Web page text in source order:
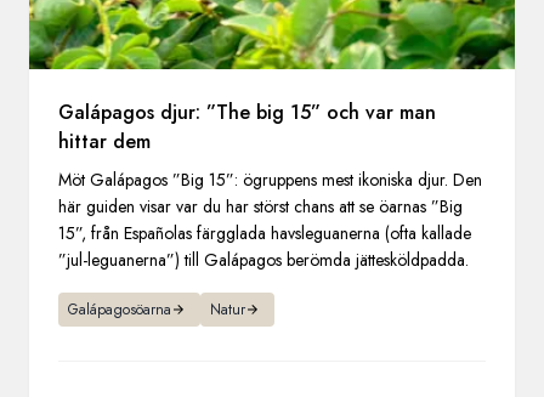
Galápagos djur: ”The big 15” och var man
hittar dem
Möt Galápagos ”Big 15”: ögruppens mest ikoniska djur. Den
här guiden visar var du har störst chans att se öarnas ”Big
15”, från Españolas färgglada havsleguanerna (ofta kallade
”jul-leguanerna”) till Galápagos berömda jättesköldpadda.
Galápagosöarna Natur